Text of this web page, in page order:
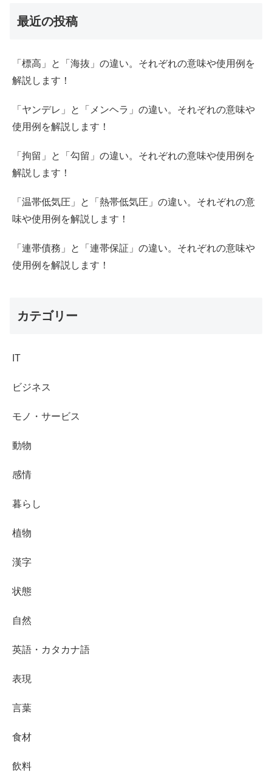
最近の投稿
「標高」と「海抜」の違い。それぞれの意味や使用例を
解説します！
「ヤンデレ」と「メンヘラ」の違い。それぞれの意味や
使用例を解説します！
「拘留」と「勾留」の違い。それぞれの意味や使用例を
解説します！
「温帯低気圧」と「熱帯低気圧」の違い。それぞれの意
味や使用例を解説します！
「連帯債務」と「連帯保証」の違い。それぞれの意味や
使用例を解説します！
カテゴリー
IT
ビジネス
モノ・サービス
動物
感情
暮らし
植物
漢字
状態
自然
英語・カタカナ語
表現
言葉
食材
飲料